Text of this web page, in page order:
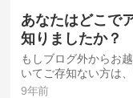
あなたはどこで
知りましたか？
もしブログ外からお
いてご存知ない方は
ブログをご覧ください
9年前